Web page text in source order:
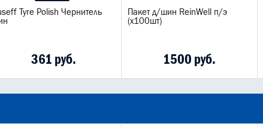
Tyre Polish Чернитель
361 руб.
Пакет д/шин ReinWell п/э
(х100шт)
1500 руб.